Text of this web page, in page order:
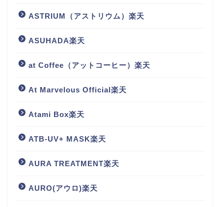
ASTRIUM（アストリウム）楽天
ASUHADA楽天
at Coffee（アットコーヒー）楽天
At Marvelous Official楽天
Atami Box楽天
ATB-UV+ MASK楽天
AURA TREATMENT楽天
AURO(アウロ)楽天